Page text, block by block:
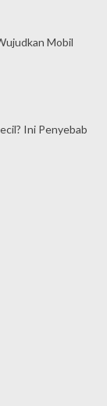
Mobil
Ini Penyebab